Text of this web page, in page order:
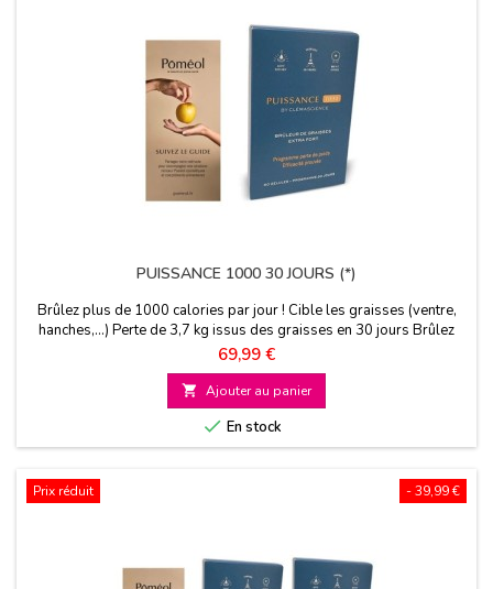
PUISSANCE 1000 30 JOURS (*)
Brûlez plus de 1000 calories par jour ! Cible les graisses (ventre,
hanches,...) Perte de 3,7 kg issus des graisses en 30 jours Brûlez
jusqu’à 4,6 fois plus de graisses
Prix
69,99 €
 Ajouter au panier
 En stock
- 39,99 €
Prix réduit